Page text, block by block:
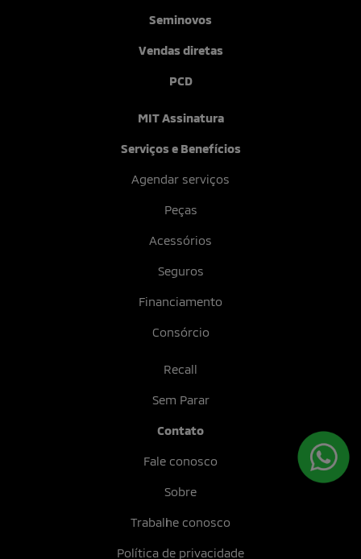
Seminovos
Vendas diretas
PCD
MIT Assinatura
Serviços e Benefícios
Agendar serviços
Peças
Acessórios
Seguros
Financiamento
Consórcio
Recall
Sem Parar
Contato
Fale conosco
Sobre
Trabalhe conosco
Política de privacidade